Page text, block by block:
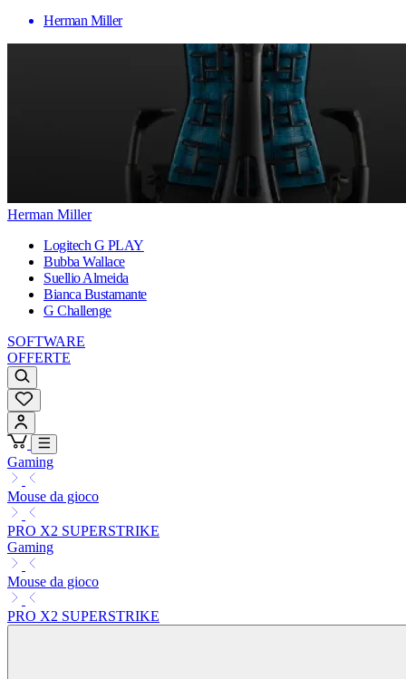
Herman Miller
Herman Miller
Logitech G PLAY
Bubba Wallace
Suellio Almeida
Bianca Bustamante
G Challenge
SOFTWARE
OFFERTE
Gaming
Mouse da gioco
PRO X2 SUPERSTRIKE
Gaming
Mouse da gioco
PRO X2 SUPERSTRIKE